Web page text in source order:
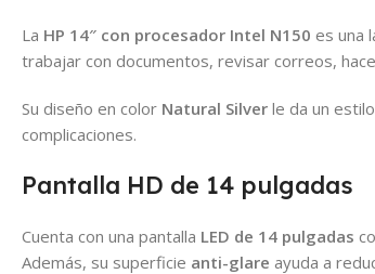
La HP 14″ con procesador Intel N150 es una
trabajar con documentos, revisar correos,
Su diseño en color Natural Silver le da un
complicaciones.
Pantalla HD de 14 pulgadas
Cuenta con una pantalla LED de 14 pulgadas
Además, su superficie anti-glare ayuda a